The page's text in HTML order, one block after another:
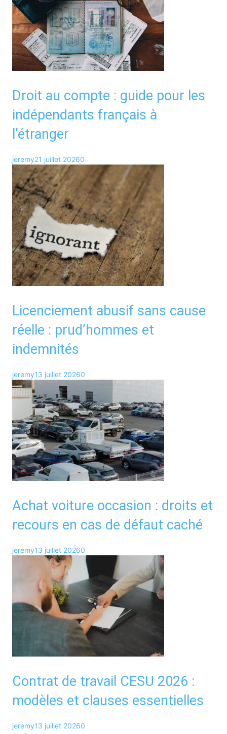
Droit au compte : guide pour les
indépendants français à
l’étranger
jeremy21 juillet 20260
Licenciement abusif sans cause
réelle : prud’hommes et
indemnités
jeremy13 juillet 20260
Achat voiture occasion : droits et
recours en cas de défaut caché
jeremy13 juillet 20260
Contrat de travail CESU 2026 :
modèles et clauses essentielles
jeremy13 juillet 20260